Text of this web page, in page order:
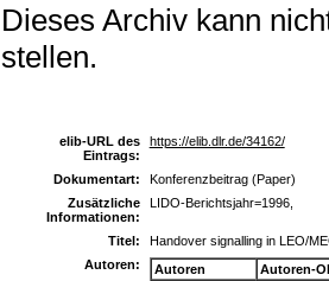
Dieses Archiv kann
stellen.
elib-URL des
Eintrags:
https://elib.dlr.de/34162/
Dokumentart:
Konferenzbeitrag (Paper)
Zusätzliche
Informationen:
LIDO-Berichtsjahr=1996,
Titel:
Handover signalling in LEO/
Autoren:
Autoren
Autoren-